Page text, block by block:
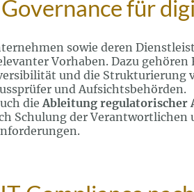
für
sowie deren
Vorhaben. Dazu
und die
und Aufsichtsbehörden.
dieAbleitung regulatorischer
Schulung der Verantwortlichen